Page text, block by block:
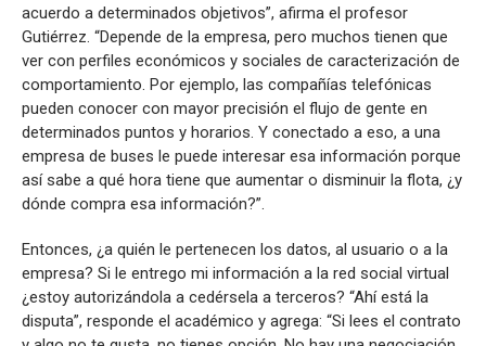
acuerdo a determinados objetivos”, afirma el profesor
Gutiérrez. “Depende de la empresa, pero muchos tienen que
ver con perfiles económicos y sociales de caracterización de
comportamiento. Por ejemplo, las compañías telefónicas
pueden conocer con mayor precisión el flujo de gente en
determinados puntos y horarios. Y conectado a eso, a una
empresa de buses le puede interesar esa información porque
así sabe a qué hora tiene que aumentar o disminuir la flota, ¿y
dónde compra esa información?”.
Entonces, ¿a quién le pertenecen los datos, al usuario o a la
empresa? Si le entrego mi información a la red social virtual
¿estoy autorizándola a cedérsela a terceros? “Ahí está la
disputa”, responde el académico y agrega: “Si lees el contrato